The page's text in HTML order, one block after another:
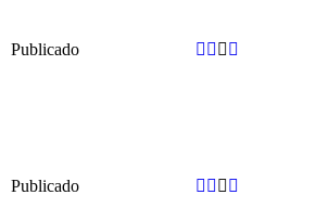
Publicado
Publicado